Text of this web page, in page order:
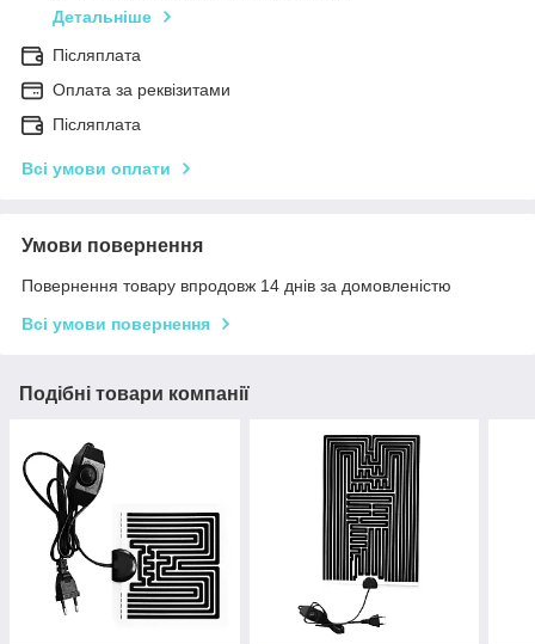
Детальніше
Післяплата
Оплата за реквізитами
Післяплата
Всі умови оплати
Умови повернення
Повернення товару впродовж 14 днів за домовленістю
Всі умови повернення
Подібні товари компанії